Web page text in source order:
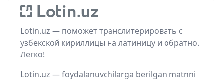
Lotin.uz — поможет транслитерировать с
узбекской кириллицы на латиницу и обратно.
Легко!
Lotin.uz — foydalanuvchilarga berilgan matnni